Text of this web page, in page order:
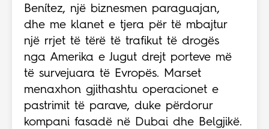
Benítez, një biznesmen paraguajan,
dhe me klanet e tjera për të mbajtur
një rrjet të tërë të trafikut të drogës
nga Amerika e Jugut drejt porteve më
të survejuara të Evropës. Marset
menaxhon gjithashtu operacionet e
pastrimit të parave, duke përdorur
kompani fasadë në Dubai dhe Belgjikë.